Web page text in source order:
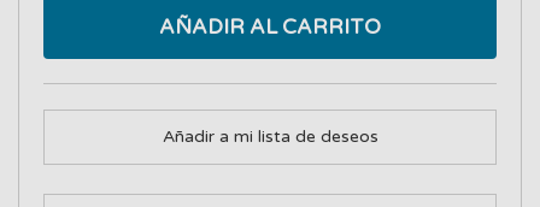
AÑADIR AL CARRITO
Añadir a mi lista de deseos